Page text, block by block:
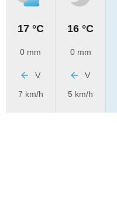
17 °C
0 mm
V
7 km/h
16 °C
0 mm
V
5 km/h